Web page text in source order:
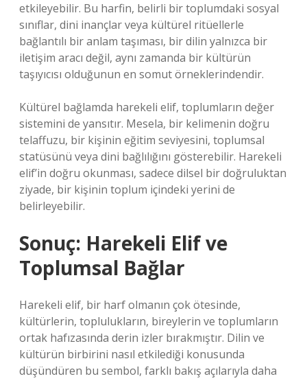
etkileyebilir. Bu harfin, belirli bir toplumdaki sosyal
sınıflar, dini inançlar veya kültürel ritüellerle
bağlantılı bir anlam taşıması, bir dilin yalnızca bir
iletişim aracı değil, aynı zamanda bir kültürün
taşıyıcısı olduğunun en somut örneklerindendir.
Kültürel bağlamda harekeli elif, toplumların değer
sistemini de yansıtır. Mesela, bir kelimenin doğru
telaffuzu, bir kişinin eğitim seviyesini, toplumsal
statüsünü veya dini bağlılığını gösterebilir. Harekeli
elif’in doğru okunması, sadece dilsel bir doğruluktan
ziyade, bir kişinin toplum içindeki yerini de
belirleyebilir.
Sonuç: Harekeli Elif ve
Toplumsal Bağlar
Harekeli elif, bir harf olmanın çok ötesinde,
kültürlerin, toplulukların, bireylerin ve toplumların
ortak hafızasında derin izler bırakmıştır. Dilin ve
kültürün birbirini nasıl etkilediği konusunda
düşündüren bu sembol, farklı bakış açılarıyla daha